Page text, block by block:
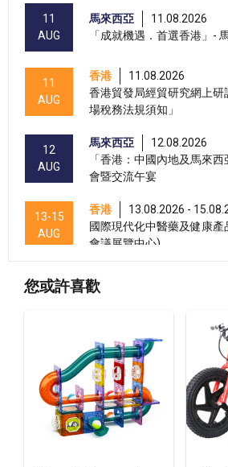
11
AUG
馬來西亞
11.08.2026
「成就機遇．首選香港」-
11
AUG
香港
11.08.2026
香港貿發局經貿研究網上研
場稅務法規須知」
12
AUG
馬來西亞
12.08.2026
「香港：中國內地及馬來
會暨交流午宴
13-15
AUG
香港
13.08.2026 -
國際現代化中醫藥及健康
會議展覽中心)
13-17
香港
香港貿發局美與健生活博覽
AUG
香港
13.08.2026 -
香港貿發局家電‧家居‧博覽
覽中心)
13-15
AUG
香港
13.08.2026 -
香港貿發局美食商貿博覽
您或許喜歡